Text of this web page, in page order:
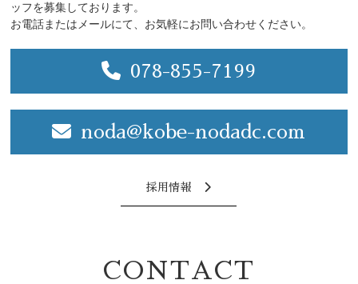
ッフを募集しております。
お電話またはメールにて、お気軽にお問い合わせください。
078-855-7199
noda@kobe-nodadc.com
採用情報
CONTACT